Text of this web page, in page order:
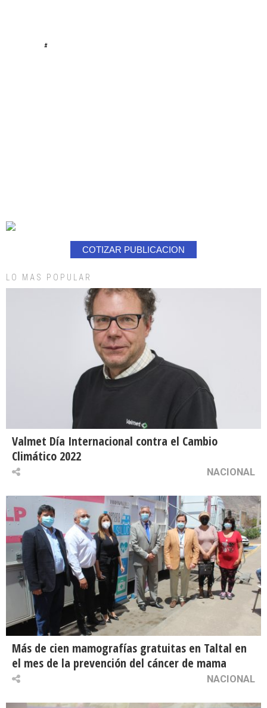
#
COTIZAR PUBLICACION
LO MAS POPULAR
Valmet Día Internacional contra el Cambio
Climático 2022
NACIONAL
Más de cien mamografías gratuitas en Taltal en
el mes de la prevención del cáncer de mama
NACIONAL